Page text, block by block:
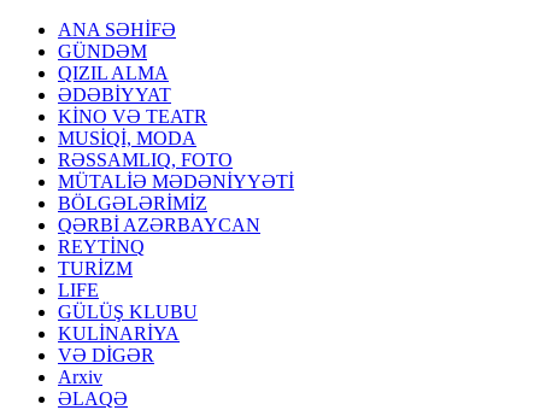
ANA SƏHİFƏ
GÜNDƏM
QIZIL ALMA
ƏDƏBİYYAT
KİNO VƏ TEATR
MUSİQİ, MODA
RƏSSAMLIQ, FOTO
MÜTALİƏ MƏDƏNİYYƏTİ
BÖLGƏLƏRİMİZ
QƏRBİ AZƏRBAYCAN
REYTİNQ
TURİZM
LIFE
GÜLÜŞ KLUBU
KULİNARİYA
VƏ DİGƏR
Arxiv
ƏLAQƏ